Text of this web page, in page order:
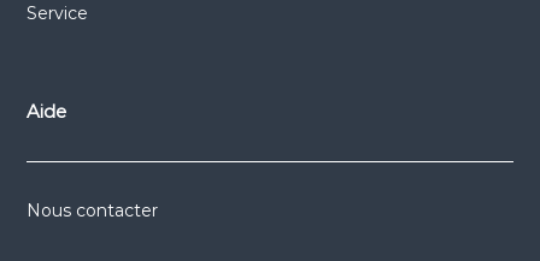
Service
Aide
Nous contacter